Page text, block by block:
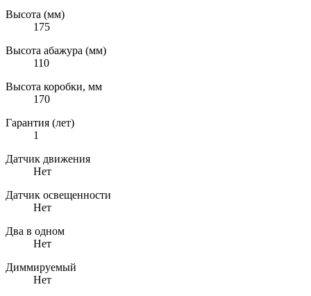
Высота (мм)
175
Высота абажура (мм)
110
Высота коробки, мм
170
Гарантия (лет)
1
Датчик движения
Нет
Датчик освещенности
Нет
Два в одном
Нет
Диммируемый
Нет